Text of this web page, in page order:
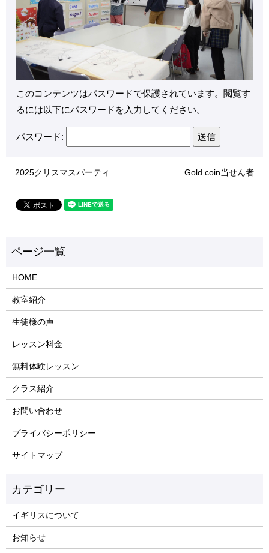
このコンテンツはパスワードで保護されています。閲覧す
るには以下にパスワードを入力してください。
パスワード:
2025クリスマスパーティ Gold coin当せん者
HOME
教室紹介
生徒様の声
レッスン料金
無料体験レッスン
クラス紹介
お問い合わせ
プライバシーポリシー
サイトマップ
イギリスについて
お知らせ